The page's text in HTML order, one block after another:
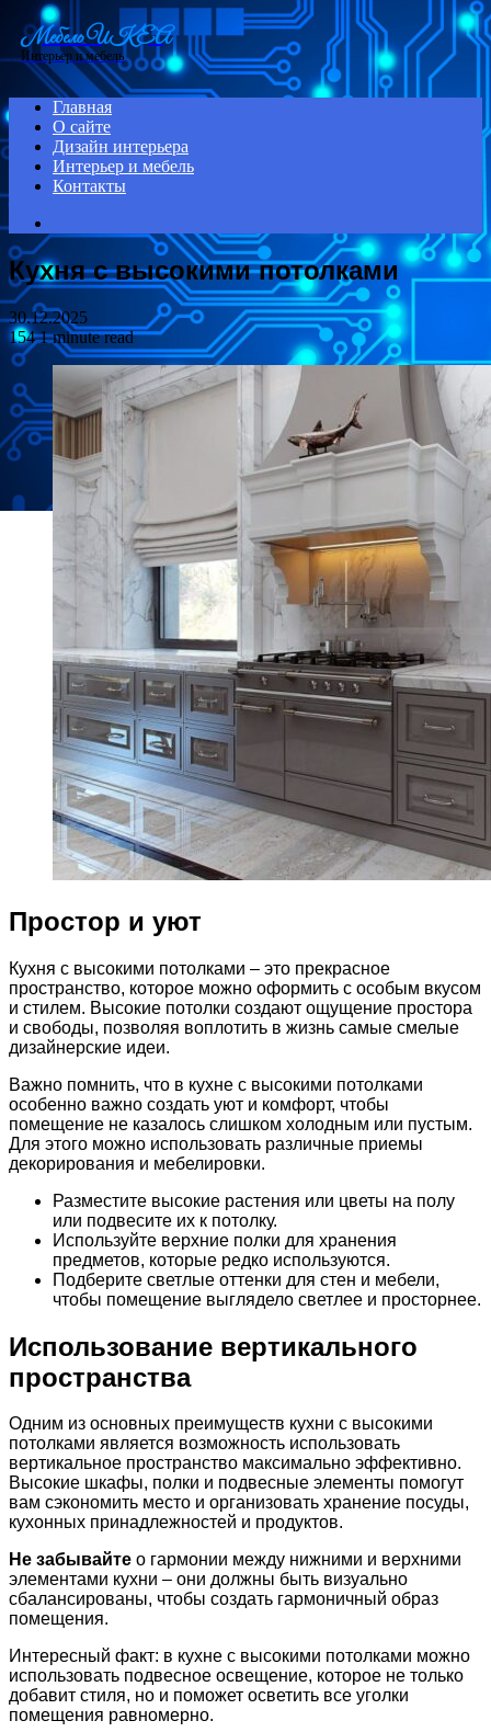
Menu
Мебель ИКЕА
Интерьер и мебель
Главная
О сайте
Дизайн интерьера
Интерьер и мебель
Контакты
for
Кухня с высокими потолками
30.12.2025
1541 minute read
Простор и уют
Кухня с высокими потолками – это прекрасное
пространство, которое можно оформить с особым вкусом
и стилем. Высокие потолки создают ощущение простора
и свободы, позволяя воплотить в жизнь самые смелые
дизайнерские идеи.
Важно помнить, что в кухне с высокими потолками
особенно важно создать уют и комфорт, чтобы
помещение не казалось слишком холодным или пустым.
Для этого можно использовать различные приемы
декорирования и мебелировки.
Разместите высокие растения или цветы на полу
или подвесите их к потолку.
Используйте верхние полки для хранения
предметов, которые редко используются.
Подберите светлые оттенки для стен и мебели,
чтобы помещение выглядело светлее и просторнее.
Использование вертикального
пространства
Одним из основных преимуществ кухни с высокими
потолками является возможность использовать
вертикальное пространство максимально эффективно.
Высокие шкафы, полки и подвесные элементы помогут
вам сэкономить место и организовать хранение посуды,
кухонных принадлежностей и продуктов.
Не забывайте о гармонии между нижними и верхними
элементами кухни – они должны быть визуально
сбалансированы, чтобы создать гармоничный образ
помещения.
Интересный факт: в кухне с высокими потолками можно
использовать подвесное освещение, которое не только
добавит стиля, но и поможет осветить все уголки
помещения равномерно.